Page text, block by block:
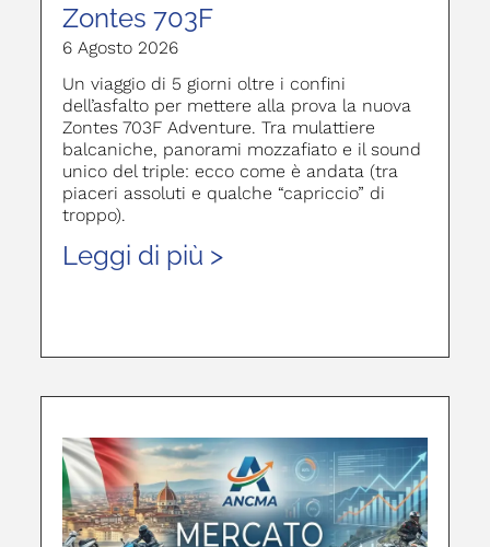
Zontes 703F
6 Agosto 2026
Un viaggio di 5 giorni oltre i confini
dell’asfalto per mettere alla prova la nuova
Zontes 703F Adventure. Tra mulattiere
balcaniche, panorami mozzafiato e il sound
unico del triple: ecco come è andata (tra
piaceri assoluti e qualche “capriccio” di
troppo).
Leggi di più >